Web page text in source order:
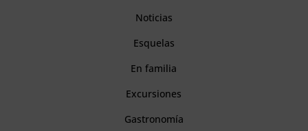
Noticias
Esquelas
En familia
Excursiones
Gastronomía